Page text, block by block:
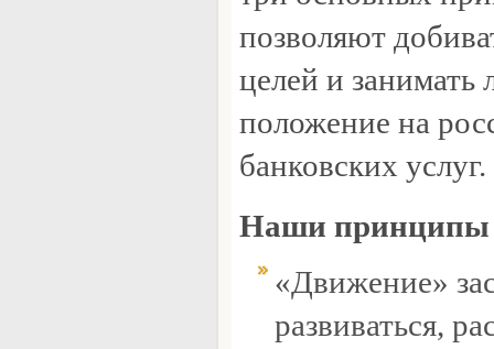
позволяют
целей и
положение на
банковских услуг.
Наши принципы
«Движение»
развиваться,